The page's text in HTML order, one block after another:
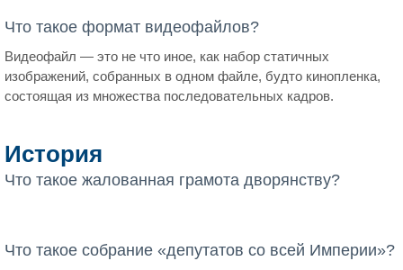
Что такое формат видеофайлов?
Видеофайл — это не что иное, как набор статичных
изображений, собранных в одном файле, будто кинопленка,
состоящая из множества последовательных кадров.
История
Что такое жалованная грамота дворянству?
Что такое собрание «депутатов со всей Империи»?